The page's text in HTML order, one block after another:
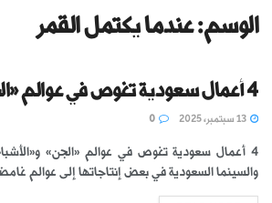
الوسم:عندما يكتمل القمر
4 أعمال سعودية تغوص في عوالم «الجن» و«الأشباح»
4 أعمال سعودية تغوص في عوالم «الجن»
والسينما السعودية في بعض إنتاجاتها إلى عوالم